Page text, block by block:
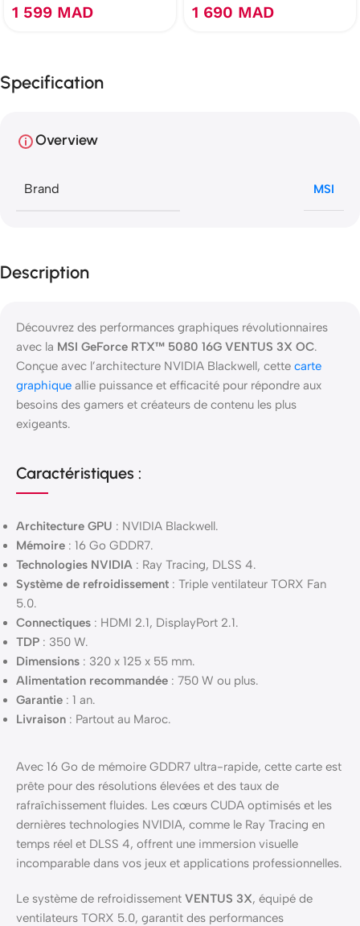
1 599 MAD 1 690 MAD
Specification
Overview
Brand MSI
Description
Découvrez des performances graphiques révolutionnaires
avec la MSI GeForce RTX™ 5080 16G VENTUS 3X OC.
Conçue avec l’architecture NVIDIA Blackwell, cette carte
graphique allie puissance et efficacité pour répondre aux
besoins des gamers et créateurs de contenu les plus
exigeants.
Caractéristiques :
Architecture GPU : NVIDIA Blackwell.
Mémoire : 16 Go GDDR7.
Technologies NVIDIA : Ray Tracing, DLSS 4.
Système de refroidissement : Triple ventilateur TORX Fan
5.0.
Connectiques : HDMI 2.1, DisplayPort 2.1.
TDP : 350 W.
Dimensions : 320 x 125 x 55 mm.
Alimentation recommandée : 750 W ou plus.
Garantie : 1 an.
Livraison : Partout au Maroc.
Avec 16 Go de mémoire GDDR7 ultra-rapide, cette carte est
prête pour des résolutions élevées et des taux de
rafraîchissement fluides. Les cœurs CUDA optimisés et les
dernières technologies NVIDIA, comme le Ray Tracing en
temps réel et DLSS 4, offrent une immersion visuelle
incomparable dans vos jeux et applications professionnelles.
Le système de refroidissement VENTUS 3X, équipé de
ventilateurs TORX 5.0, garantit des performances